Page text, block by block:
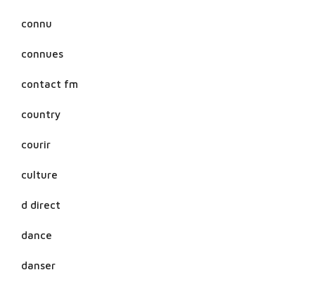
connu
connues
contact fm
country
courir
culture
d direct
dance
danser